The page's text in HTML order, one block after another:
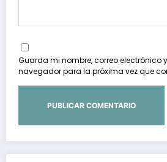
Guarda mi nombre, correo electrónico
navegador para la próxima vez que